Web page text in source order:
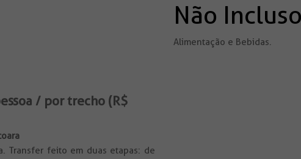
/ por trecho (R$
Transfer feito em duas etapas: de
Não
Alimentação e Bebidas.